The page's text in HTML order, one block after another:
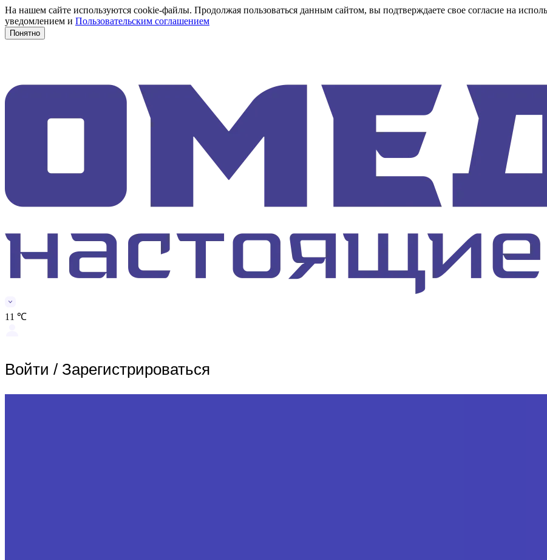
На нашем сайте используются cookie-файлы. Продолжая пользоваться данным сайтом, вы подтверждаете свое согласие на
уведомлением и Пользовательским соглашением
Понятно
11 ℃
Войти / Зарегистрироваться